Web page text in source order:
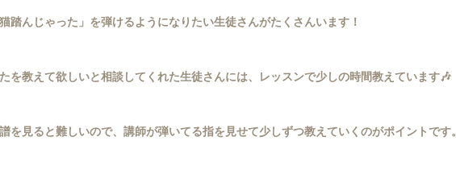
踏んじゃった」を弾けるようになりたい生徒さんがたくさんいます！
を教えて欲しいと相談してくれた生徒さんには、レッスンで少しの時間教えています🎶
を見ると難しいので、講師が弾いてる指を見せて少しずつ教えていくのがポイントです。